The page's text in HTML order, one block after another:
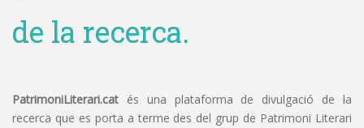
de la recerca.
PatrimoniLiterari.cat és una plataforma de divulgació de la
recerca que es porta a terme des del grup de Patrimoni Literari